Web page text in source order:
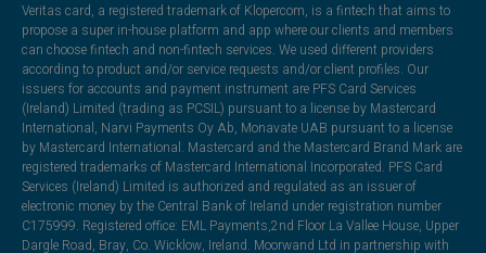
Veritas card, a registered trademark of Klopercom, is a fintech that aims to
propose a super in-house platform and app where our clients and members
can choose fintech and non-fintech services. We used different providers
according to product and/or service requests and/or client profiles. Our
issuers for accounts and payment instrument are PFS Card Services
(Ireland) Limited (trading as PCSIL) pursuant to a license by Mastercard
International, Narvi Payments Oy Ab, Monavate UAB pursuant to a license
by Mastercard International. Mastercard and the Mastercard Brand Mark are
registered trademarks of Mastercard International Incorporated. PFS Card
Services (Ireland) Limited is authorized and regulated as an issuer of
electronic money by the Central Bank of Ireland under registration number
C175999. Registered office: EML Payments,2nd Floor La Vallee House, Upper
Dargle Road, Bray, Co. Wicklow, Ireland. Moorwand Ltd in partnership with